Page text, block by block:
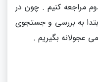
مراجعه کنیم . چون در
به بررسی و جستجوی
عجولانه بگیریم .